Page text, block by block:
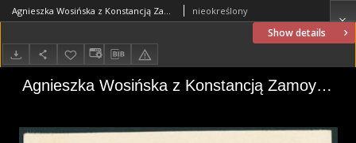
Show details
Agnieszka Wosińska z Konstancją Zamoyską (1864–1946) nieokreślony